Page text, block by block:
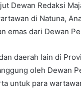
Dewan Redaksi
di Natuna,
emas dari Dewan
daerah lain di
oleh Dewan
untuk para